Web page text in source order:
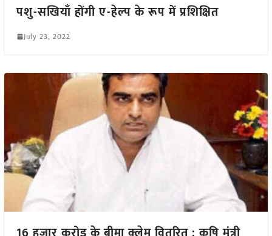
पशु-सखियाँ होंगी ए-हेल्प के रूप में प्रशिक्षित
July 23, 2022